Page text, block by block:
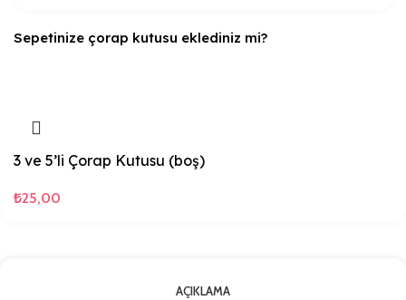
Sepetinize çorap kutusu eklediniz mi?
3 ve 5’li Çorap Kutusu (boş)
₺25,00
AÇIKLAMA